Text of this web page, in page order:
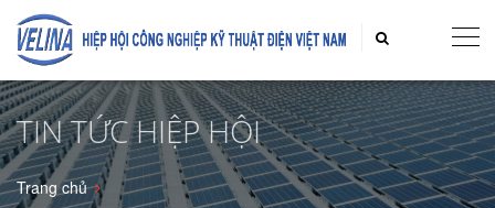
TIN TỨC HIỆP HỘI
Trang chủ